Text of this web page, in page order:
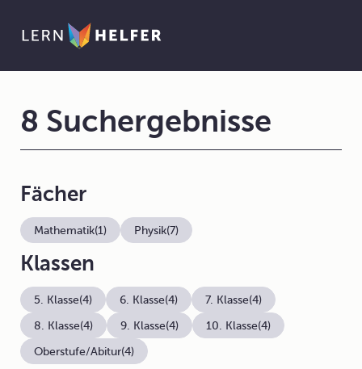
8 Suchergebnisse
Fächer
Mathematik(1) Physik(7)
Klassen
5. Klasse(4) 6. Klasse(4) 7. Klasse(4)
8. Klasse(4) 9. Klasse(4) 10. Klasse(4)
Oberstufe/Abitur(4)